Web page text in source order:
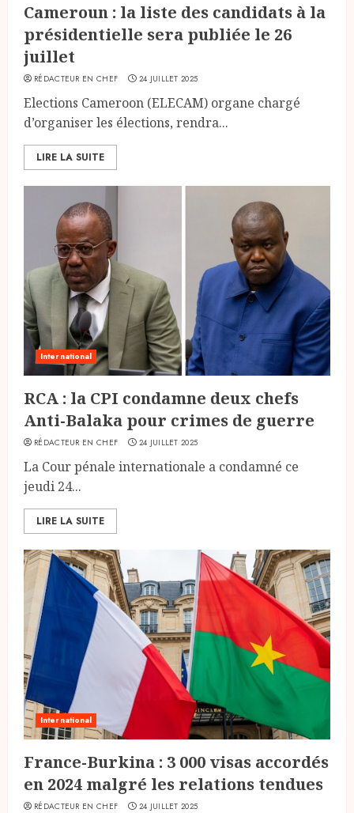
Cameroun : la liste des candidats à la
présidentielle sera publiée le 26
juillet
RÉDACTEUR EN CHEF 24 JUILLET 2025
Elections Cameroon (ELECAM) organe chargé
d’organiser les élections, rendra...
LIRE LA SUITE
International
RCA : la CPI condamne deux chefs
Anti-Balaka pour crimes de guerre
RÉDACTEUR EN CHEF 24 JUILLET 2025
La Cour pénale internationale a condamné ce
jeudi 24...
LIRE LA SUITE
International
France-Burkina : 3 000 visas accordés
en 2024 malgré les relations tendues
RÉDACTEUR EN CHEF 24 JUILLET 2025